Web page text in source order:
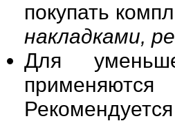
покупать
накладками,
Для